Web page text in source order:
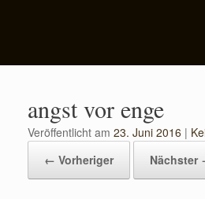
angst vor enge
Veröffentlicht am 23. Juni 2016 |
← Vorheriger
Nächster